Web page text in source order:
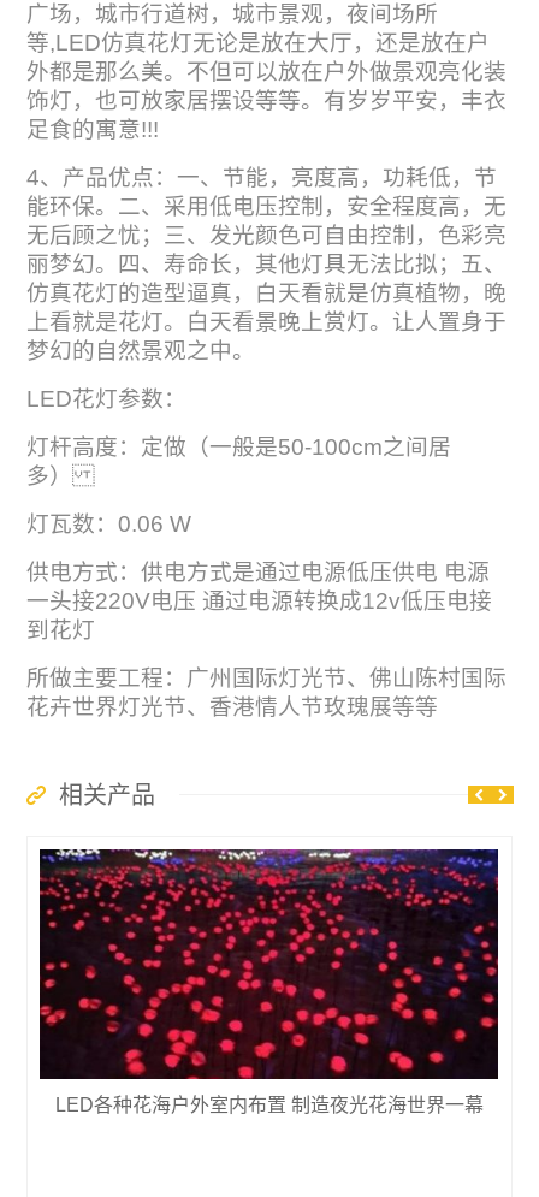
广场，城市行道树，城市景观，夜间场所
等,LED仿真花灯无论是放在大厅，还是放在户
外都是那么美。不但可以放在户外做景观亮化装
饰灯，也可放家居摆设等等。有岁岁平安，丰衣
足食的寓意!!!
4、产品优点：一、节能，亮度高，功耗低，节
能环保。二、采用低电压控制，安全程度高，无
无后顾之忧；三、发光颜色可自由控制，色彩亮
丽梦幻。四、寿命长，其他灯具无法比拟；五、
仿真花灯的造型逼真，白天看就是仿真植物，晚
上看就是花灯。白天看景晚上赏灯。让人置身于
梦幻的自然景观之中。
LED花灯参数：
灯杆高度：定做（一般是50-100cm之间居
多）
灯瓦数：0.06 W
供电方式：供电方式是通过电源低压供电 电源
一头接220V电压 通过电源转换成12v低压电接
到花灯
所做主要工程：广州国际灯光节、佛山陈村国际
花卉世界灯光节、香港情人节玫瑰展等等
相关产品
LED各种花海户外室内布置 制造夜光花海世界一幕